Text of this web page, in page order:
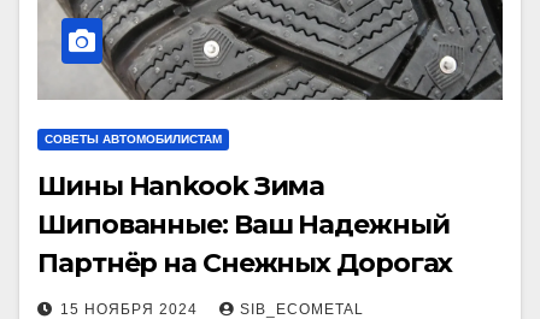
СОВЕТЫ АВТОМОБИЛИСТАМ
Шины Hankook Зима
Шипованные: Ваш Надежный
Партнёр на Снежных Дорогах
15 НОЯБРЯ 2024 SIB_ECOMETAL